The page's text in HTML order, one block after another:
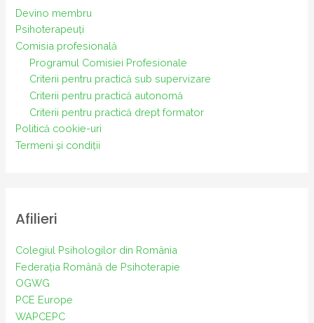
Devino membru
Psihoterapeuți
Comisia profesională
Programul Comisiei Profesionale
Criterii pentru practică sub supervizare
Criterii pentru practică autonomă
Criterii pentru practică drept formator
Politică cookie-uri
Termeni și condiții
Afilieri
Colegiul Psihologilor din România
Federația Română de Psihoterapie
OGWG
PCE Europe
WAPCEPC